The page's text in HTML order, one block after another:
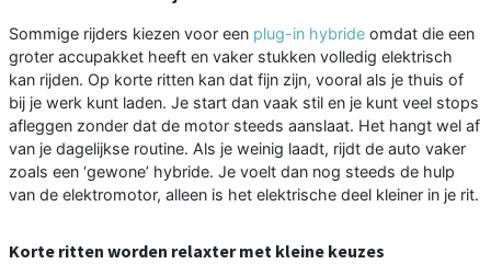
Sommige rijders kiezen voor een plug-in hybride omdat die een
groter accupakket heeft en vaker stukken volledig elektrisch
kan rijden. Op korte ritten kan dat fijn zijn, vooral als je thuis of
bij je werk kunt laden. Je start dan vaak stil en je kunt veel stops
afleggen zonder dat de motor steeds aanslaat. Het hangt wel af
van je dagelijkse routine. Als je weinig laadt, rijdt de auto vaker
zoals een ‘gewone’ hybride. Je voelt dan nog steeds de hulp
van de elektromotor, alleen is het elektrische deel kleiner in je rit.
Korte ritten worden relaxter met kleine keuzes